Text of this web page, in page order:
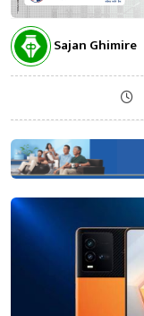
Sajan Ghimire